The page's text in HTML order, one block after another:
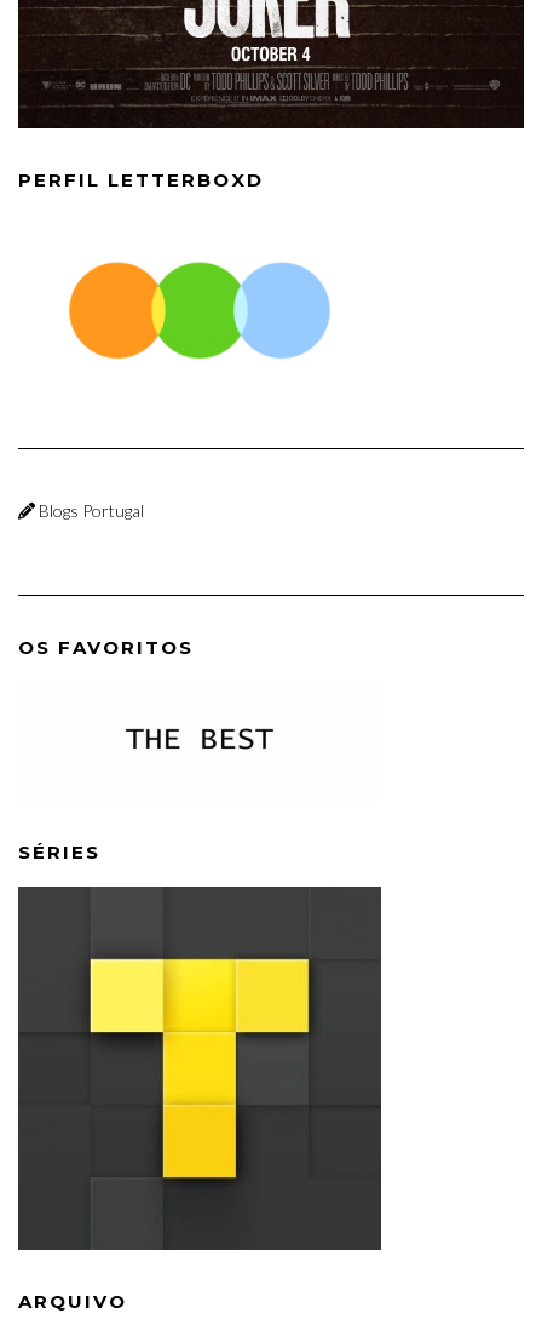
PERFIL LETTERBOXD
Blogs Portugal
OS FAVORITOS
SÉRIES
ARQUIVO